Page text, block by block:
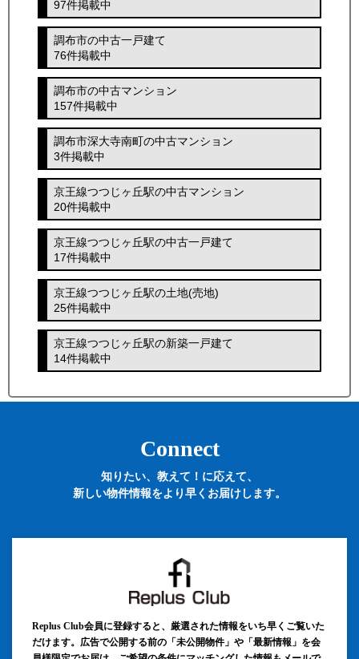
97件掲載中
調布市の中古一戸建て
76件掲載中
調布市の中古マンション
157件掲載中
調布市深大寺南町の中古マンション
3件掲載中
京王線つつじヶ丘駅の中古マンション
20件掲載中
京王線つつじヶ丘駅の中古一戸建て
17件掲載中
京王線つつじヶ丘駅の土地(売地)
25件掲載中
京王線つつじヶ丘駅の新築一戸建て
14件掲載中
Connect
知りたい、教えて！に応えて、
新しい物件情報をより早くお届けします。
Replus Club会員に登録すると、厳選された情報をいち早くご覧いた
だけます。広告で公開する前の「未公開物件」や「最新情報」を会